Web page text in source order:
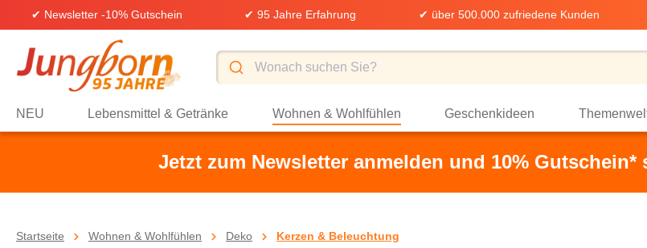
Zur Hauptnavigation springen
✔ Newsletter -10% Gutschein ✔ 95 Jahre Erfahrung ✔ über 500.000 zufriedene Kunden
NEU Lebensmittel & Getränke Wohnen & Wohlfühlen Geschenkideen
Jetzt zum Newsletter anmelden und 10% Gutschein*
Startseite Wohnen & Wohlfühlen Deko Kerzen & Beleuchtung